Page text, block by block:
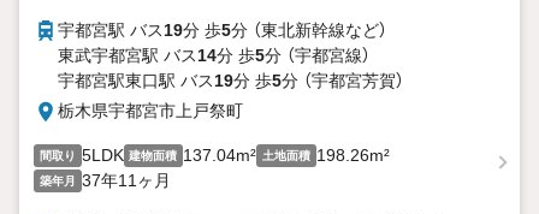
宇都宮駅 バス19分 歩5分 （東北新幹線など）
東武宇都宮駅 バス14分 歩5分 （宇都宮線）
宇都宮駅東口駅 バス19分 歩5分 （宇都宮芳賀）
栃木県宇都宮市上戸祭町
間取り 5LDK 建物面積 137.04m² 土地面積 198.26m²
築年月 37年11ヶ月